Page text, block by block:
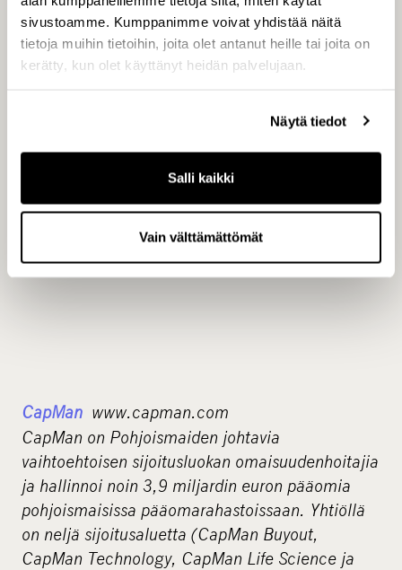
sivustoamme. Kumppanimme voivat yhdistää näitä
tietoja muihin tietoihin, joita olet antanut heille tai joita on
kerätty, kun olet käyttänyt heidän palvelujaan.
Näytä tiedot
Salli kaikki
Vain välttämättömät
Helsingin Pörssi
CapMan www.capman.com
CapMan on Pohjoismaiden johtavia
vaihtoehtoisen sijoitusluokan omaisuudenhoitajia
ja hallinnoi noin 3,9 miljardin euron pääomia
pohjoismaisissa pääomarahastoissaan. Yhtiöllä
on neljä sijoitusaluetta (CapMan Buyout,
CapMan Technology, CapMan Life Science ja